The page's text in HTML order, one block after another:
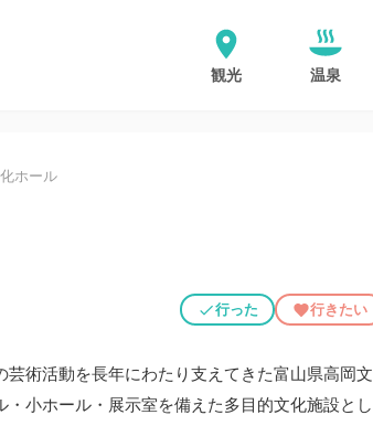
観光 温泉
ホール
行った 行きたい
術活動を長年にわたり支えてきた富山県高岡文
小ホール・展示室を備えた多目的文化施設とし